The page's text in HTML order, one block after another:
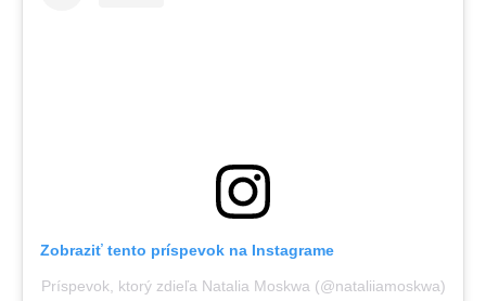
Zobraziť tento príspevok na Instagrame
Príspevok, ktorý zdieľa Natalia Moskwa (@nataliiamoskwa)